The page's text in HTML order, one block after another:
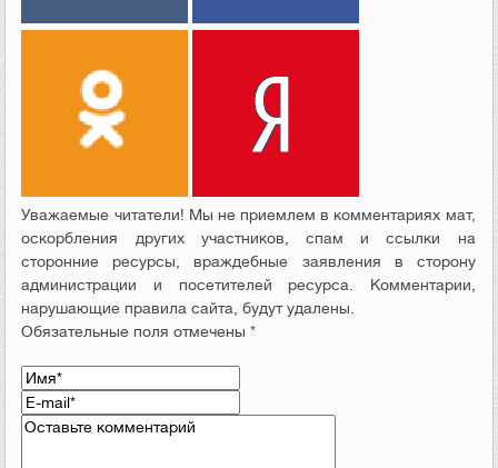
Уважаемые читатели! Мы не приемлем в комментариях мат,
оскорбления других участников, спам и ссылки на
сторонние ресурсы, враждебные заявления в сторону
администрации и посетителей ресурса. Комментарии,
нарушающие правила сайта, будут удалены.
Обязательные поля отмечены *